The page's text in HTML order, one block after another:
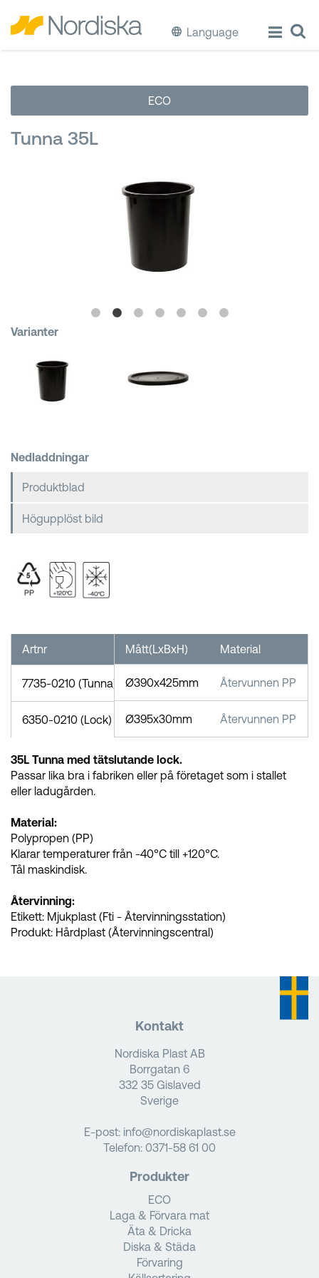
Language
Laga & Förvara mat
Äta & Dricka
Diska & Städa
ECO
Tunna 35L
Varianter
Nedladdningar
Produktblad
Högupplöst bild
Mått(LxBxH) Material
Ø390x425mm Återvunnen PP
Ø395x30mm Återvunnen PP
Artnr
7735-0210 (Tunna)
6350-0210 (Lock)
35L Tunna med tätslutande lock.
Passar lika bra i fabriken eller på företaget som i stallet
eller ladugården.
Material:
Polypropen (PP)
Klarar temperaturer från -40°C till +120°C.
Tål maskindisk.
Återvinning:
Etikett: Mjukplast (Fti - Återvinningsstation)
Produkt: Hårdplast (Återvinningscentral)
Kontakt
Nordiska Plast AB
Borrgatan 6
332 35 Gislaved
Sverige
E-post: info@nordiskaplast.se
Telefon: 0371-58 61 00
Produkter
ECO
Laga & Förvara mat
Äta & Dricka
Diska & Städa
Förvaring